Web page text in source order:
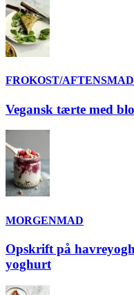
FROKOST/AFTENSMAD
Vegansk tærte med
MORGENMAD
Opskrift på
yoghurt